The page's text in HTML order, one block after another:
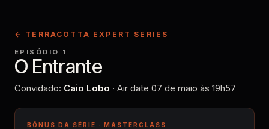
← TERRACOTTA EXPERT SERIES
EPISÓDIO 1
O Entrante
Convidado: Caio Lobo · Air date 07 de maio às 19h57
BÔNUS DA SÉRIE · MASTERCLASS